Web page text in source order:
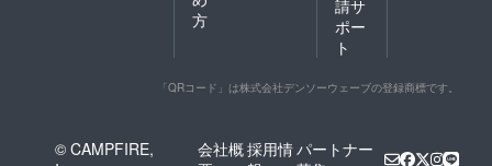
方
請サ
ポー
ト
「QRコード」は株式会社デンソーウェーブの登録商標です。
© CAMPFIRE,
会社概採用情パートナー